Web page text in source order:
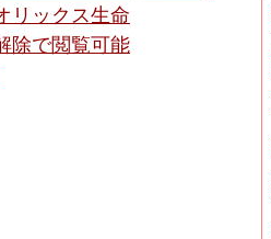
リックス生命
除で閲覧可能